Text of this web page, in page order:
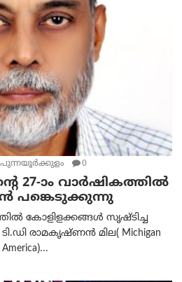
0
27-ാം വാർഷികത്തിൽ
പങ്കെടുക്കുന്നു
കോളിളക്കങ്ങൾ സൃഷ്ടിച്ച
രാമകൃഷ്ണൻ മില( Michigan